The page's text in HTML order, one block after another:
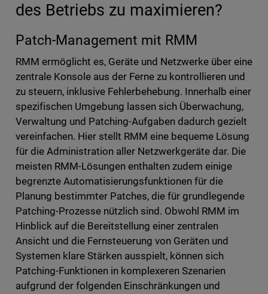
des Betriebs zu maximieren?
Patch-Management mit RMM
RMM ermöglicht es, Geräte und Netzwerke über eine
zentrale Konsole aus der Ferne zu kontrollieren und
zu steuern, inklusive Fehlerbehebung. Innerhalb einer
spezifischen Umgebung lassen sich Überwachung,
Verwaltung und Patching-Aufgaben dadurch gezielt
vereinfachen. Hier stellt RMM eine bequeme Lösung
für die Administration aller Netzwerkgeräte dar. Die
meisten RMM-Lösungen enthalten zudem einige
begrenzte Automatisierungsfunktionen für die
Planung bestimmter Patches, die für grundlegende
Patching-Prozesse nützlich sind. Obwohl RMM im
Hinblick auf die Bereitstellung einer zentralen
Ansicht und die Fernsteuerung von Geräten und
Systemen klare Stärken ausspielt, können sich
Patching-Funktionen in komplexeren Szenarien
aufgrund der folgenden Einschränkungen und